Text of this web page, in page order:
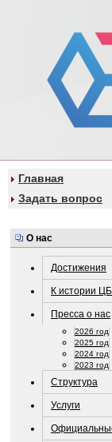
Главная
Задать вопрос
О нас
Достижения
К истории
Пресса о нас
2026 год
2025 год
2024 год
2023 год
Структура
Услуги